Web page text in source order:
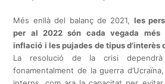
Més enllà del balanç de 2021, les
per al 2022 són cada vegada més
inflació i les pujades de tipus d’interès
La resolució de la crisi
fonamentalment de la guerra